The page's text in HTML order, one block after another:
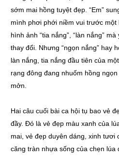
sớm mai hồng tuyệt đẹp. “Em”
mình phơi phới niềm vui trước
hình ảnh “tia nắng”, “làn nắng”
thay đổi. Nhưng “ngọn nắng” hay
làn nắng, tia nắng đầu tiên của
rạng đông đang nhuốm hồng
mởn.
Hai câu cuối bài ca hội tụ bao vẻ
đầy. Đó là vẻ đẹp màu xanh của
mai, vẻ đẹp duyên dáng, xinh tươi
căng tràn nhựa sống của chẹn lúa